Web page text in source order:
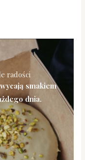
radości
smakiem
dnia.